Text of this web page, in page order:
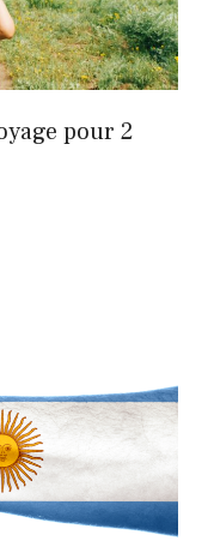
pour 2